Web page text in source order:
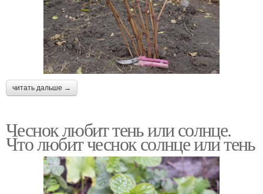
читать дальше →
Чеснок любит тень или солнце.
Что любит чеснок солнце или тень